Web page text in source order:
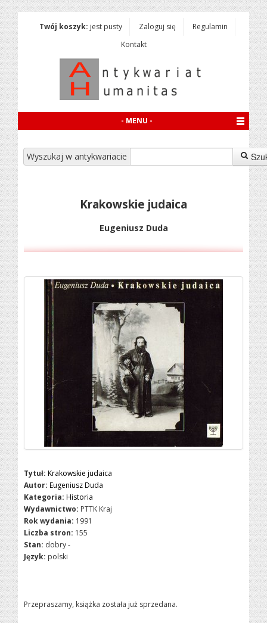
Twój koszyk: jest pusty Zaloguj się
Regulamin
Kontakt
- MENU -
Wyszukaj w antykwariacie
Krakowskie judaica
Eugeniusz Duda
Tytuł: Krakowskie judaica
Autor: Eugeniusz Duda
Kategoria: Historia
Wydawnictwo: PTTK Kraj
Rok wydania: 1991
Liczba stron: 155
Stan: dobry -
Język: polski
Przepraszamy, książka została już sprzedana.